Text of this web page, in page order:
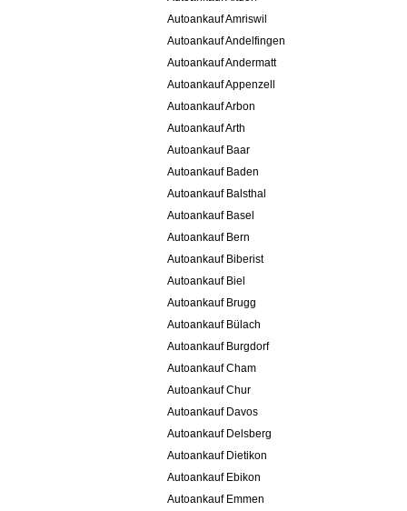
Autoankauf Amriswil
Autoankauf Andelfingen
Autoankauf Andermatt
Autoankauf Appenzell
Autoankauf Arbon
Autoankauf Arth
Autoankauf Baar
Autoankauf Baden
Autoankauf Balsthal
Autoankauf Basel
Autoankauf Bern
Autoankauf Biberist
Autoankauf Biel
Autoankauf Brugg
Autoankauf Bülach
Autoankauf Burgdorf
Autoankauf Cham
Autoankauf Chur
Autoankauf Davos
Autoankauf Delsberg
Autoankauf Dietikon
Autoankauf Ebikon
Autoankauf Emmen